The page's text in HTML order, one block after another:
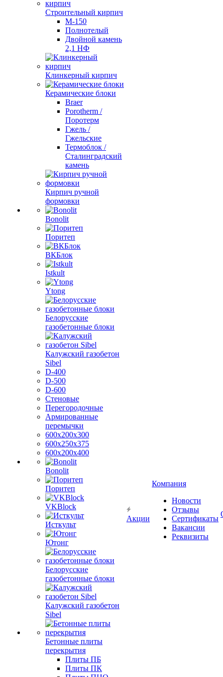
Строительный кирпич
М-150
Полнотелый
Двойной камень
2,1 НФ
Клинкерный кирпич
Керамические блоки
Braer
Porotherm /
Поротерм
Гжель /
Гжельские
Термоблок /
Сталинградский
камень
Кирпич ручной
формовки
Bonolit
Поритеп
ВКБлок
Istkult
Ytong
Белорусские
газобетонные блоки
Калужский газобетон
Sibel
D-400
D-500
D-600
Стеновые
Перегородочные
Армированные
перемычки
600х200х300
600х250х375
600х200х400
Bonolit
Поритеп
VKBlock
Исткульт
Ютонг
Белорусские
газобетонные блоки
Калужский газобетон
Sibel
Бетонные плиты
перекрытия
Плиты ПБ
Плиты ПК
Акции
Компания
Новости
Отзывы
Сертификаты
Вакансии
Реквизиты